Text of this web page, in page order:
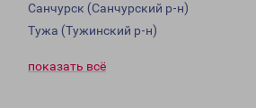
Санчурск (Санчурский р-н)
Тужа (Тужинский р-н)
показать всё